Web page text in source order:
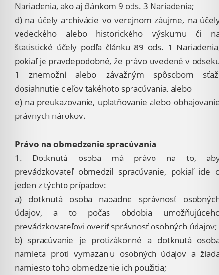
Nariadenia, ako aj článkom 9 ods. 3 Nariadenia;
d) na účely archivácie vo verejnom záujme, na
vedeckého alebo historického výskumu či
štatistické účely podľa článku 89 ods. 1
pokiaľ je pravdepodobné, že právo uvedené v
1 znemožní alebo závažným spôsobom
dosiahnutie cieľov takéhoto spracúvania, alebo
e) na preukazovanie, uplatňovanie alebo
právnych nárokov.
Právo na obmedzenie spracúvania
1. Dotknutá osoba má právo na to,
prevádzkovateľ obmedzil spracúvanie, pokiaľ ide
jeden z týchto prípadov:
a) dotknutá osoba napadne správnosť
údajov, a to počas obdobia
prevádzkovateľovi overiť správnosť osobných údajov;
b) spracúvanie je protizákonné a dotknutá
namieta proti vymazaniu osobných údajov a
namiesto toho obmedzenie ich použitia;